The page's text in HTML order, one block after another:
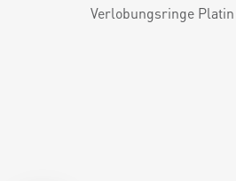
Verlobungsringe Platin